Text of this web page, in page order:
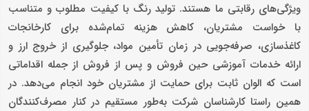
ویژگی‌های رقابتی ما هستند. تولید رنگ با کیفیت مطلوب و متناسب
با خواست مشتریان، کاهش هزینه تمام‌شده برای کارخانجات
کاغذسازی، صرفه‌جویی در زمان تأمین مواد، جلوگیری از خروج ارز و
ارائه خدمات آموزشی حین فروش و پس از فروش از جمله اقداماتی
است که الوان ثابت برای حمایت از مشتریان خود انجام می‌دهد. در
همین راستا کارشناسان شرکت به‌طور مستقیم در کنار مصرف‌کنندگان